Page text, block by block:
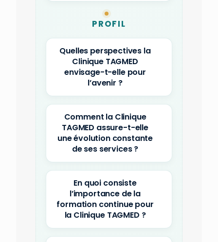
PROFIL
Quelles perspectives la
Clinique TAGMED
envisage-t-elle pour
l’avenir ?
Comment la Clinique
TAGMED assure-t-elle
une évolution constante
de ses services ?
En quoi consiste
l’importance de la
formation continue pour
la Clinique TAGMED ?